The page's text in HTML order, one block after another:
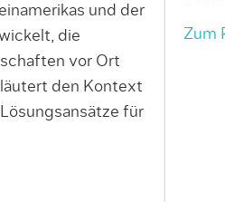
und der
die
vor Ort
den Kontext
für
Zum